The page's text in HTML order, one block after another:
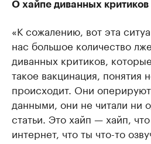
О хайпе диванных критиков
«К сожалению, вот эта
нас большое количество
диванных критиков,
такое вакцинация, понятия
происходит. Они
данными, они не читали ни
статьи. Это хайп — хайп,
интернет, что ты что-то